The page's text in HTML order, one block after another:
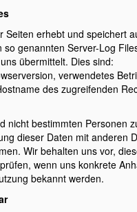
Seiten erhebt und speichert
so genannten Server-Log
übermittelt. Dies sind:
verwendetes
des zugreifenden
nicht bestimmten Personen
dieser Daten mit anderen
Wir behalten uns vor,
wenn uns konkrete
bekannt werden.